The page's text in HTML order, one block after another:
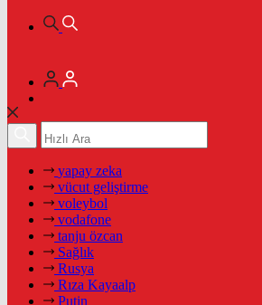
yapay zeka
vücut geliştirme
voleybol
vodafone
tanju özcan
Sağlık
Rusya
Rıza Kayaalp
Putin